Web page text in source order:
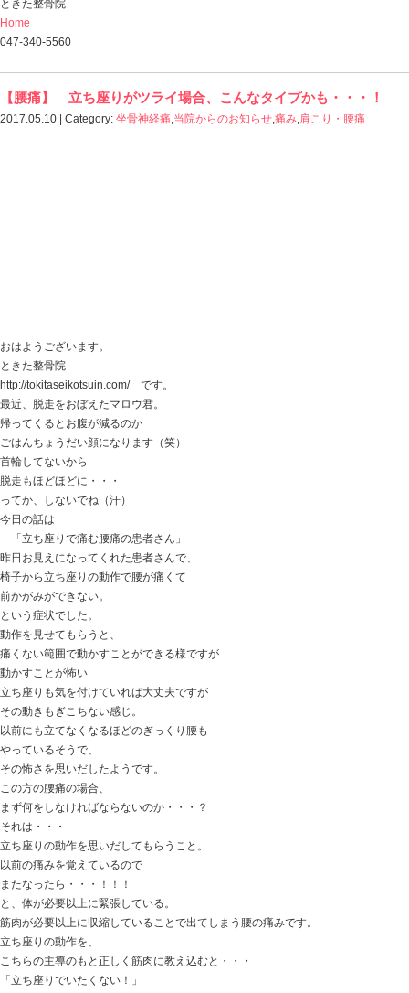
今日の話は
「股関節と膝の内側に痛みがある患者さん」
股関節と膝の痛みを半年以上ガマンしている方が
お見えになってくれました。
【チョット刺激的ですけど、一瞬で股関節の動きが良く
と、
【ソフトな刺激ですけど、コレも股関節の動きは良くな
「どちらがいいですか？」
患者さんに、治療方法を選んでいただくと・・・
「刺激的な治療に少し興味があるのですが・・・！」
ということで、そっちを選択しました。
この治療法
３秒くらいの調整です。
「ウッ！」 っとなりますが・・・
股関節の可動域は大きく変化しますし、
それで膝の痛みもかなり軽減しました。
長い時間を掛けるより、非常に効果的です。
股関節 膝の治療
方法は沢山あります。
患者さんに選んでもらうのも
チョット良いですよね。
ときた整骨院
Home
047-340-5560
【肩甲骨の痛み】 よくある肩甲骨の痛み